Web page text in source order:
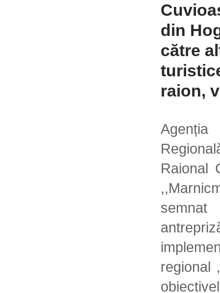
din
către
raion,
Raional
regional